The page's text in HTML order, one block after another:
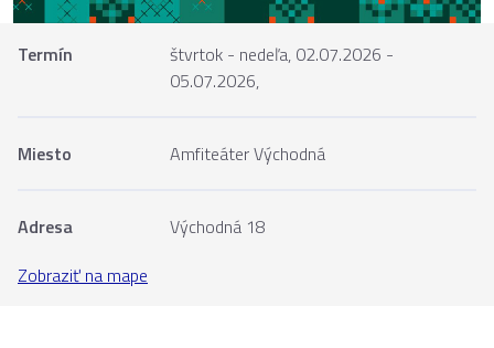
Termín
štvrtok - nedeľa, 02.07.2026 -
05.07.2026,
Miesto Amfiteáter Východná
Adresa
Východná 18
Zobraziť na mape